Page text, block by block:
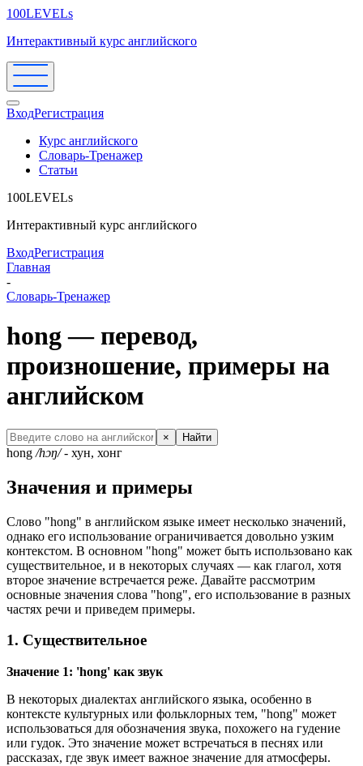
100LEVELs
Интерактивный курс английского
ВходРегистрация
Курс английского
Словарь-Тренажер
Статьи
100LEVELs
Интерактивный курс английского
ВходРегистрация
Главная
-
Словарь-Тренажер
hong — перевод,
произношение, примеры на
английском
× Найти
hong /hɔŋ/- хун, хонг
Значения и примеры
Слово "hong" в английском языке имеет несколько значений,
однако его использование ограничивается довольно узким
контекстом. В основном "hong" может быть использовано как
существительное, и в некоторых случаях — как глагол, хотя
второе значение встречается реже. Давайте рассмотрим
основные значения слова "hong", его использование в разных
частях речи и приведем примеры.
1. Существительное
Значение 1: 'hong' как звук
В некоторых диалектах английского языка, особенно в
контексте культурных или фольклорных тем, "hong" может
использоваться для обозначения звука, похожего на гудение
или гудок. Это значение может встречаться в песнях или
рассказах, где звук имеет важное значение для атмосферы.